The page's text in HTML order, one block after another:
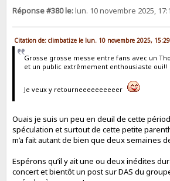
Réponse #380 le:lun. 10 novembre 2025,
Citation de: climbatize le lun. 10 novembre 2025,
Grosse grosse messe entre fans avec un
et un public extrêmement enthousiaste oui!!
Je veux y retourneeeeeeeeeer
Ouais je suis un peu en deuil de cette
spéculation et surtout de cette petite
m’a fait autant de bien que deux semaines
Espérons qu’il y ait une ou deux inédites
concert et bientôt un post sur DAS du